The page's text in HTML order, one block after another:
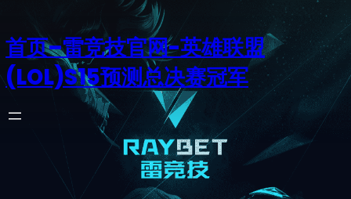
首页–雷竞技官网-英雄联盟
(LOL)S15预测总决赛冠军